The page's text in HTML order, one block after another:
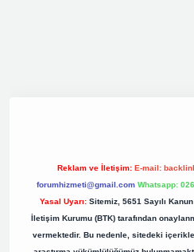
Reklam ve İletişim: E-mail:
forumhizmeti@gmail.com Whatsapp:
Yasal Uyarı: Sitemiz, 5651 Sayılı
İletişim Kurumu (BTK) tarafından
vermektedir. Bu nedenle, sitedeki